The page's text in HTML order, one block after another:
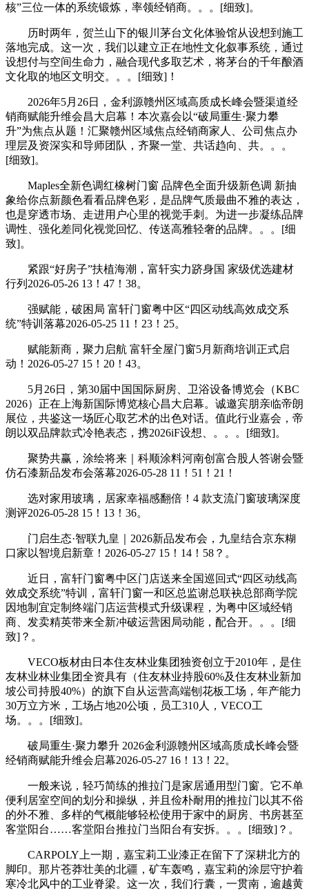
核”三位一体的系统锻炼，率领经销商。。。[细致]。
历时两年，贺兰山下的银川茅台文化体验馆从设想到施工
落地完成。这一次，我们以建立正在地性文化叙事系统，通过
设想付与空间生命力，融合现代多取艺术，将茅台的千年酿酒
文化取的地区文明交。。。[细致]！
2026年5月26日，金利源赣州区域高质成长峰会暨渠道经
销商赋能升维会昌大启幕！本次嘉会以“破局重生·聚力攀
升”为焦点从题！汇聚赣州区域焦点经销商家人、公司焦点办
理层及资深实和导师团队，齐聚一堂、共话趋向、共。。。
[细致]。
Maples全新色调红橡树门窗 品牌色全面升级新色调 新抽
象给你点新颜色看看品牌色彩，是品牌气质最曲不雅的表达，
也是穿透市场、走进用户心里的视觉手刺。为进一步凝练品牌
调性、强化差同化视觉回忆、传送高雅轻奢的品牌。。。[细
致]。
紧跟“好房子”扶植海潮，富轩实力跻身国 家级优选建材
行列2026-05-26 13！47！38。
强赋能，破困局 富轩门窗粤中区“四区动线高效成交系
统”特训落幕2026-05-25 11！23！25。
赋能新商，聚力启航 富轩全屋门窗5月新商培训正式启
动！2026-05-27 15！20！43。
5月26日，第30届中国国际厨房、卫浴设备博览会（KBC
2026）正在上海新国际博览核心昌大启幕。诚邀宾朋亲临帝朗
展位，共鉴这一场匠心取艺术的出色对话。值此行业嘉会，帝
朗以双品牌款式冷艳表态，携2026iF设想、。。。[细致]。
聚势共赢，涂绘将来｜科顺涂料河南创富合股人答谢会暨
仿石漆新品发布会落幕2026-05-28 11！51！21！
选对家用玻璃，居家幸福感翻倍！4 款支流门窗玻璃深度
测评2026-05-28 15！13！36。
门启生态·智联九皇｜2026新品发布会，九皇结合京东糊
口家以智境启新章！2026-05-27 15！14！58？。
近日，富轩门窗粤中区门店送来全国巡回式“四区动线高
效成交系统”特训，富轩门窗一和区总监谢总联袂总部商学院
因地制宜定制终端门店运营模式升级课程，为粤中区域经销
商、发卖精英带来全新冲破运营困局动能，配合开。。。[细
致]？。
VECO板材由日本住友林业集团独资创立于2010年，是住
友林业林业集团全资具有（住友林业持股60%及住友林业新加
坡公司持股40%）的旗下自从运营高端刨花板工场，年产能力
30万立方米，工场占地20公顷，员工310人，VECO工
场。。。[细致]。
破局重生·聚力攀升 2026金利源赣州区域高质成长峰会暨
经销商赋能升维会启幕2026-05-27 16！13！22。
一般来说，轻巧简练的推拉门是家居通用型门窗。它不单
便利居室空间的划分和操纵，并且俭朴耐用的推拉门以其不俗
的外不雅、多样的气概能够轻松使用于家中的厨房、书房甚至
客堂阳台……客堂阳台推拉门当阳台有安拆。。。[细致]？。
CARPOLY上一期，嘉宝莉工业漆正在留下了深耕北方的
脚印。那片苍莽壮美的北疆，矿车轰鸣，嘉宝莉的涂层守护着
寒冷北风中的工业脊梁。这一次，我们行囊，一贯南，逾越黄